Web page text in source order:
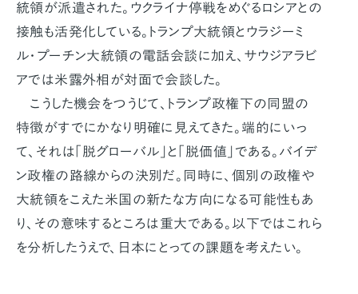
統領が派遣された。ウクライナ停戦をめぐるロシアとの
接触も活発化している。トランプ大統領とウラジーミ
ル・プーチン大統領の電話会談に加え、サウジアラビ
アでは米露外相が対面で会談した。
こうした機会をつうじて、トランプ政権下の同盟の
特徴がすでにかなり明確に見えてきた。端的にいっ
て、それは「脱グローバル」と「脱価値」である。バイデ
ン政権の路線からの決別だ。同時に、個別の政権や
大統領をこえた米国の新たな方向になる可能性もあ
り、その意味するところは重大である。以下ではこれら
を分析したうえで、日本にとっての課題を考えたい。